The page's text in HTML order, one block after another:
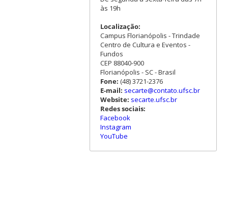
às 19h
Localização:
Campus Florianópolis - Trindade
Centro de Cultura e Eventos -
Fundos
CEP 88040-900
Florianópolis - SC - Brasil
Fone: (48) 3721-2376
E-mail: secarte@contato.ufsc.br
Website: secarte.ufsc.br
Redes sociais:
Facebook
Instagram
YouTube